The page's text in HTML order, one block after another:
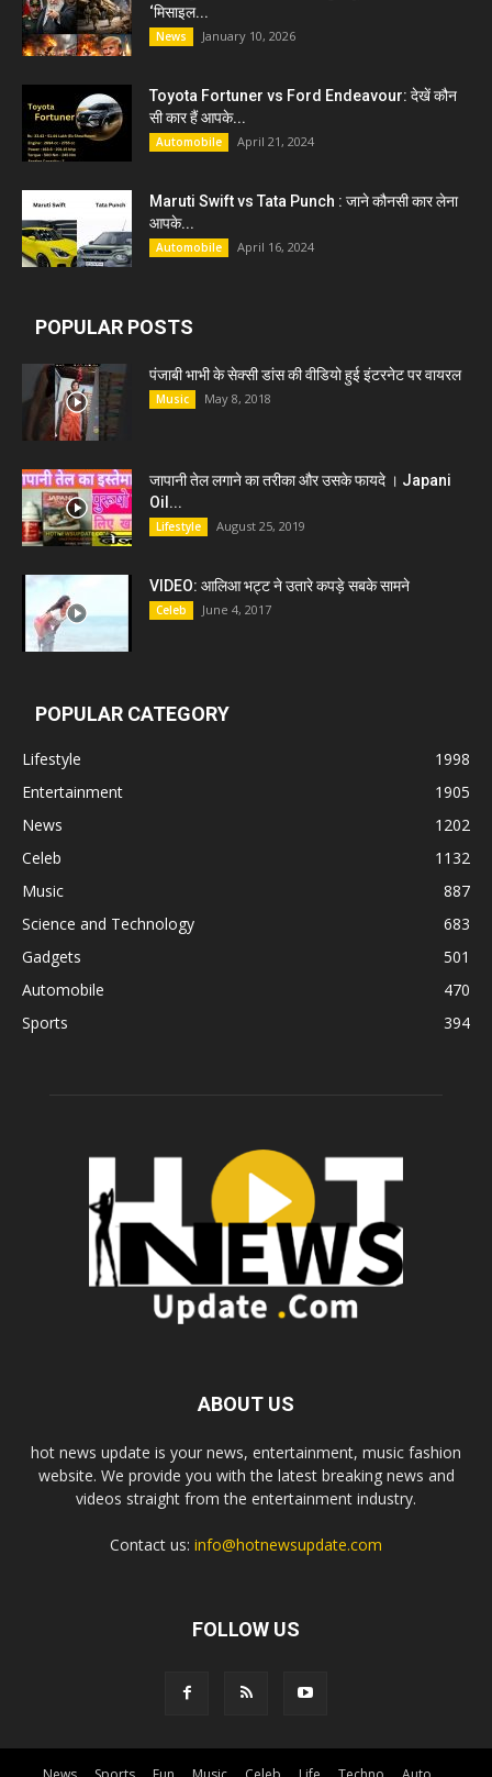
‘मिसाइल...
News January 10, 2026
Toyota Fortuner vs Ford Endeavour: देखें कौन
सी कार हैं आपके...
Automobile April 21, 2024
Maruti Swift vs Tata Punch : जाने कौनसी कार लेना
आपके...
Automobile April 16, 2024
POPULAR POSTS
पंजाबी भाभी के सेक्सी डांस की वीडियो हुई इंटरनेट पर वायरल
Music May 8, 2018
जापानी तेल लगाने का तरीका और उसके फायदे । Japani
Oil...
Lifestyle August 25, 2019
VIDEO: आलिआ भट्ट ने उतारे कपड़े सबके सामने
Celeb June 4, 2017
POPULAR CATEGORY
Lifestyle
1998
Entertainment
1905
News
1202
Celeb
1132
Music
887
Science and Technology
683
Gadgets
501
Automobile
470
Sports
394
ABOUT US
hot news update is your news, entertainment, music fashion
website. We provide you with the latest breaking news and
videos straight from the entertainment industry.
Contact us: info@hotnewsupdate.com
FOLLOW US